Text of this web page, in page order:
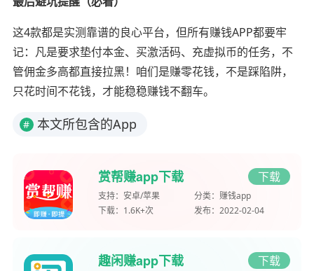
这4款都是实测靠谱的良心平台，但所有赚钱APP都要牢
记：凡是要求垫付本金、买激活码、充虚拟币的任务，不
管佣金多高都直接拉黑！咱们是赚零花钱，不是踩陷阱，
只花时间不花钱，才能稳稳赚钱不翻车。
# 本文所包含的App
赏帮赚app下载 下载
支持： 安卓/苹果 分类： 赚钱app
下载： 1.6K+次 发布： 2022-02-04
趣闲赚app下载 下载